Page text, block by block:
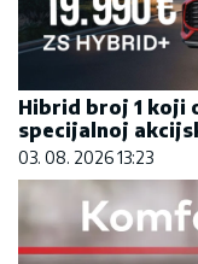
Hibrid broj 1 koji
specijalnoj
03. 08. 2026 13:23